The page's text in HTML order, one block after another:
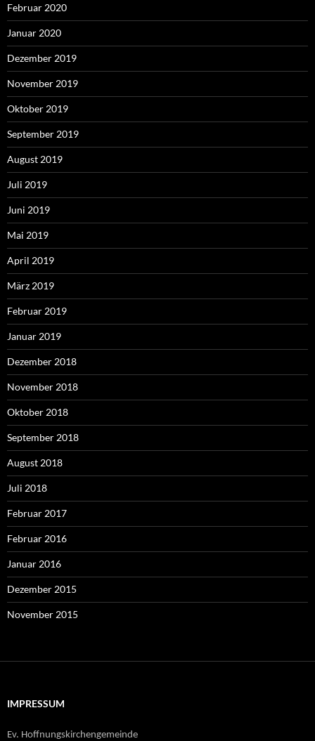
Februar 2020
Januar 2020
Dezember 2019
November 2019
Oktober 2019
September 2019
August 2019
Juli 2019
Juni 2019
Mai 2019
April 2019
März 2019
Februar 2019
Januar 2019
Dezember 2018
November 2018
Oktober 2018
September 2018
August 2018
Juli 2018
Februar 2017
Februar 2016
Januar 2016
Dezember 2015
November 2015
IMPRESSUM
Ev. Hoffnungskirchengemeinde